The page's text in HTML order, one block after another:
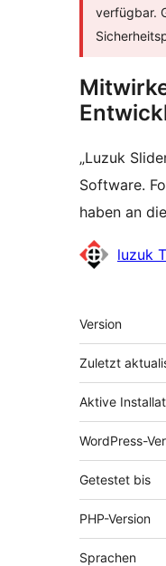
verfügbar.
„Luzuk
Software.
haben an
Mitwirkende
luzuk
Meta
Version
Zuletzt
Aktive
WordPress-
Getestet bis
PHP-Version
Sprachen